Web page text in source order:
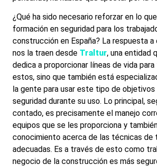
¿Qué ha sido necesario reforzar en lo
formación en seguridad para los
construcción en España? La respuesta
nos la traen desde Traltur, una entidad
dedica a proporcionar líneas de vida
estos, sino que también está
la gente para usar este tipo de objetivos
seguridad durante su uso. Lo principal,
contado, es precisamente el manejo
equipos que se les proporciona y
conocimiento acerca de las técnicas de
adecuadas. Es a través de esto como
negocio de la construcción es más